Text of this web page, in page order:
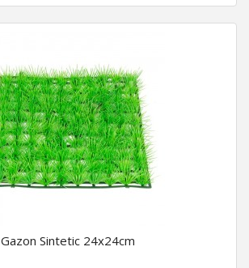
Gazon Sintetic 24x24cm